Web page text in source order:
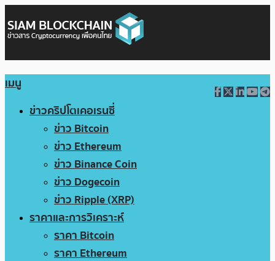
เมนู
ข่าวคริปโตเคอเรนซี่
ข่าว Bitcoin
ข่าว Ethereum
ข่าว Binance Coin
ข่าว Dogecoin
ข่าว Ripple (XRP)
ราคาและการวิเคราะห์
ราคา Bitcoin
ราคา Ethereum